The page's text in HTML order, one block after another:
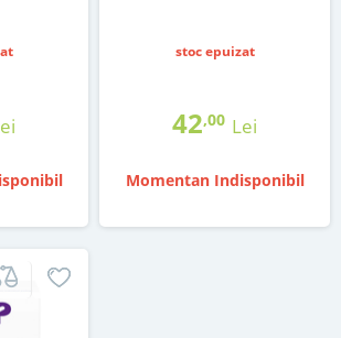
stoc epuizat
42,00 Lei
Momentan Indisponibil